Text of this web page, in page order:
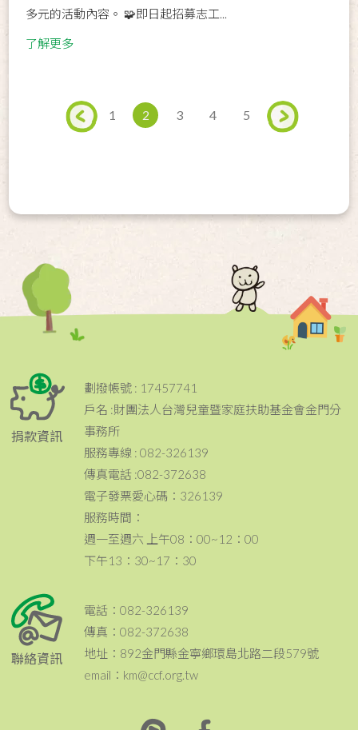
多元的活動內容。 🧩即日起招募志工...
了解更多
1 2 3 4 5
捐款資訊
劃撥帳號 : 17457741
戶名 :財團法人台灣兒童暨家庭扶助基金會金門分
事務所
服務專線 : 082-326139
傳真電話 :082-372638
電子發票愛心碼：326139
服務時間：
週一至週六 上午08：00~12：00
下午13：30~17：30
聯絡資訊
電話：082-326139
傳真：082-372638
地址：892金門縣金寧鄉環島北路二段579號
email：km@ccf.org.tw